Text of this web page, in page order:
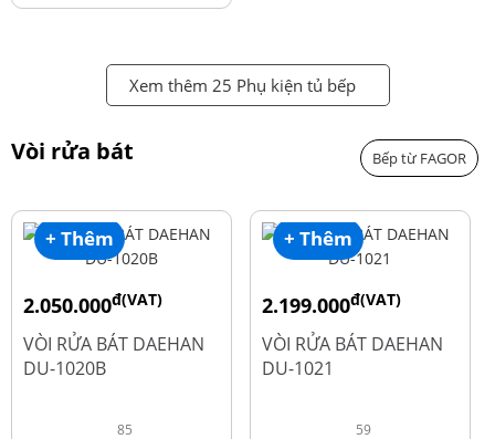
Xem thêm 25 Phụ kiện tủ bếp
Vòi rửa bát Bếp từ FAGOR
+ Thêm
2.050.000đ(VAT)
2.600.000
VÒI RỬA BÁT DAEHAN
DU-1020B
85
+ Thêm
2.199.000đ(VAT)
2.900.000
VÒI RỬA BÁT DAEHAN
DU-1021
59